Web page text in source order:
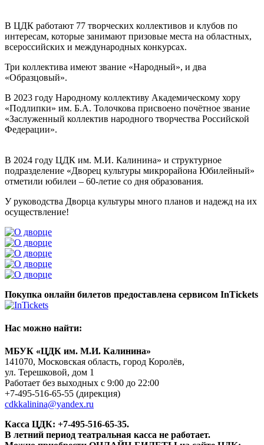
В ЦДК работают 77 творческих коллективов и клубов по
интересам, которые занимают призовые места на областных,
всероссийских и международных конкурсах.
Три коллектива имеют звание «Народный», и два
«Образцовый».
В 2023 году Народному коллективу Академическому хору
«Подлипки» им. Б.А. Толочкова присвоено почётное звание
«Заслуженный коллектив народного творчества Российской
Федерации».
В 2024 году ЦДК им. М.И. Калинина» и структурное
подразделение «Дворец культуры микрорайона Юбилейный»
отметили юбилеи – 60-летие со дня образования.
У руководства Дворца культуры много планов и надежд на их
осуществление!
Покупка онлайн билетов предоставлена сервисом InTickets
Нас можно найти:
МБУК «ЦДК им. М.И. Калинина»
141070, Московская область, город Королёв,
ул. Терешковой, дом 1
Работает без выходных с 9:00 до 22:00
+7-495-516-65-55 (дирекция)
cdkkalinina@yandex.ru
Касса ЦДК: +7-495-516-65-35.
В летний период театральная касса не работает.